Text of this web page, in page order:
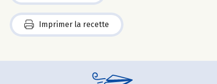
Imprimer la recette